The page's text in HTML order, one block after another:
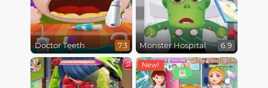
Doctor Teeth 7.3 Monster Hospital 6.9